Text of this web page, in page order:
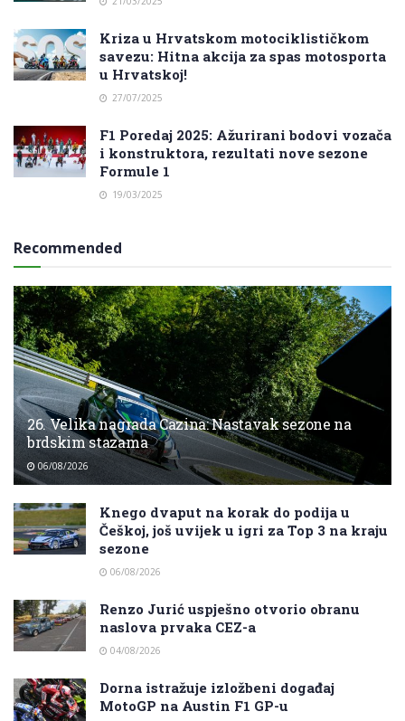
Kriza u Hrvatskom motociklističkom
savezu: Hitna akcija za spas motosporta
u Hrvatskoj!
27/07/2025
F1 Poredaj 2025: Ažurirani bodovi vozača
i konstruktora, rezultati nove sezone
Formule 1
19/03/2025
Recommended
26. Velika nagrada Cazina: Nastavak sezone na
brdskim stazama
06/08/2026
Knego dvaput na korak do podija u
Češkoj, još uvijek u igri za Top 3 na kraju
sezone
06/08/2026
Renzo Jurić uspješno otvorio obranu
naslova prvaka CEZ-a
04/08/2026
Dorna istražuje izložbeni događaj
MotoGP na Austin F1 GP-u